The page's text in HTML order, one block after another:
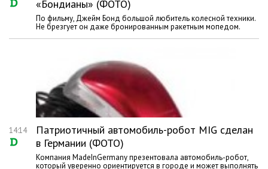
«Бондианы» (ФОТО)
По фильму, Джейм Бонд большой любитель колесной техники.
Не брезгует он даже бронированным ракетным мопедом.
14:14
Патриотичный автомобиль-робот MIG сделан
в Германии (ФОТО)
Компания MadeInGermany презентовала автомобиль-робот,
который уверенно ориентируется в городе и может выполнять